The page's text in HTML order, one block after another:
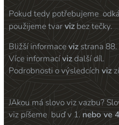
Pokud tedy potřebujeme
použijeme tvarviz bez tečky.
Bližší informacevizstrana 88.
Více informacíviz další díl.
Podrobnosti o výsledcích viz
JAkou má slovo viz vazbu?
viz píšeme buď v 1. nebo ve